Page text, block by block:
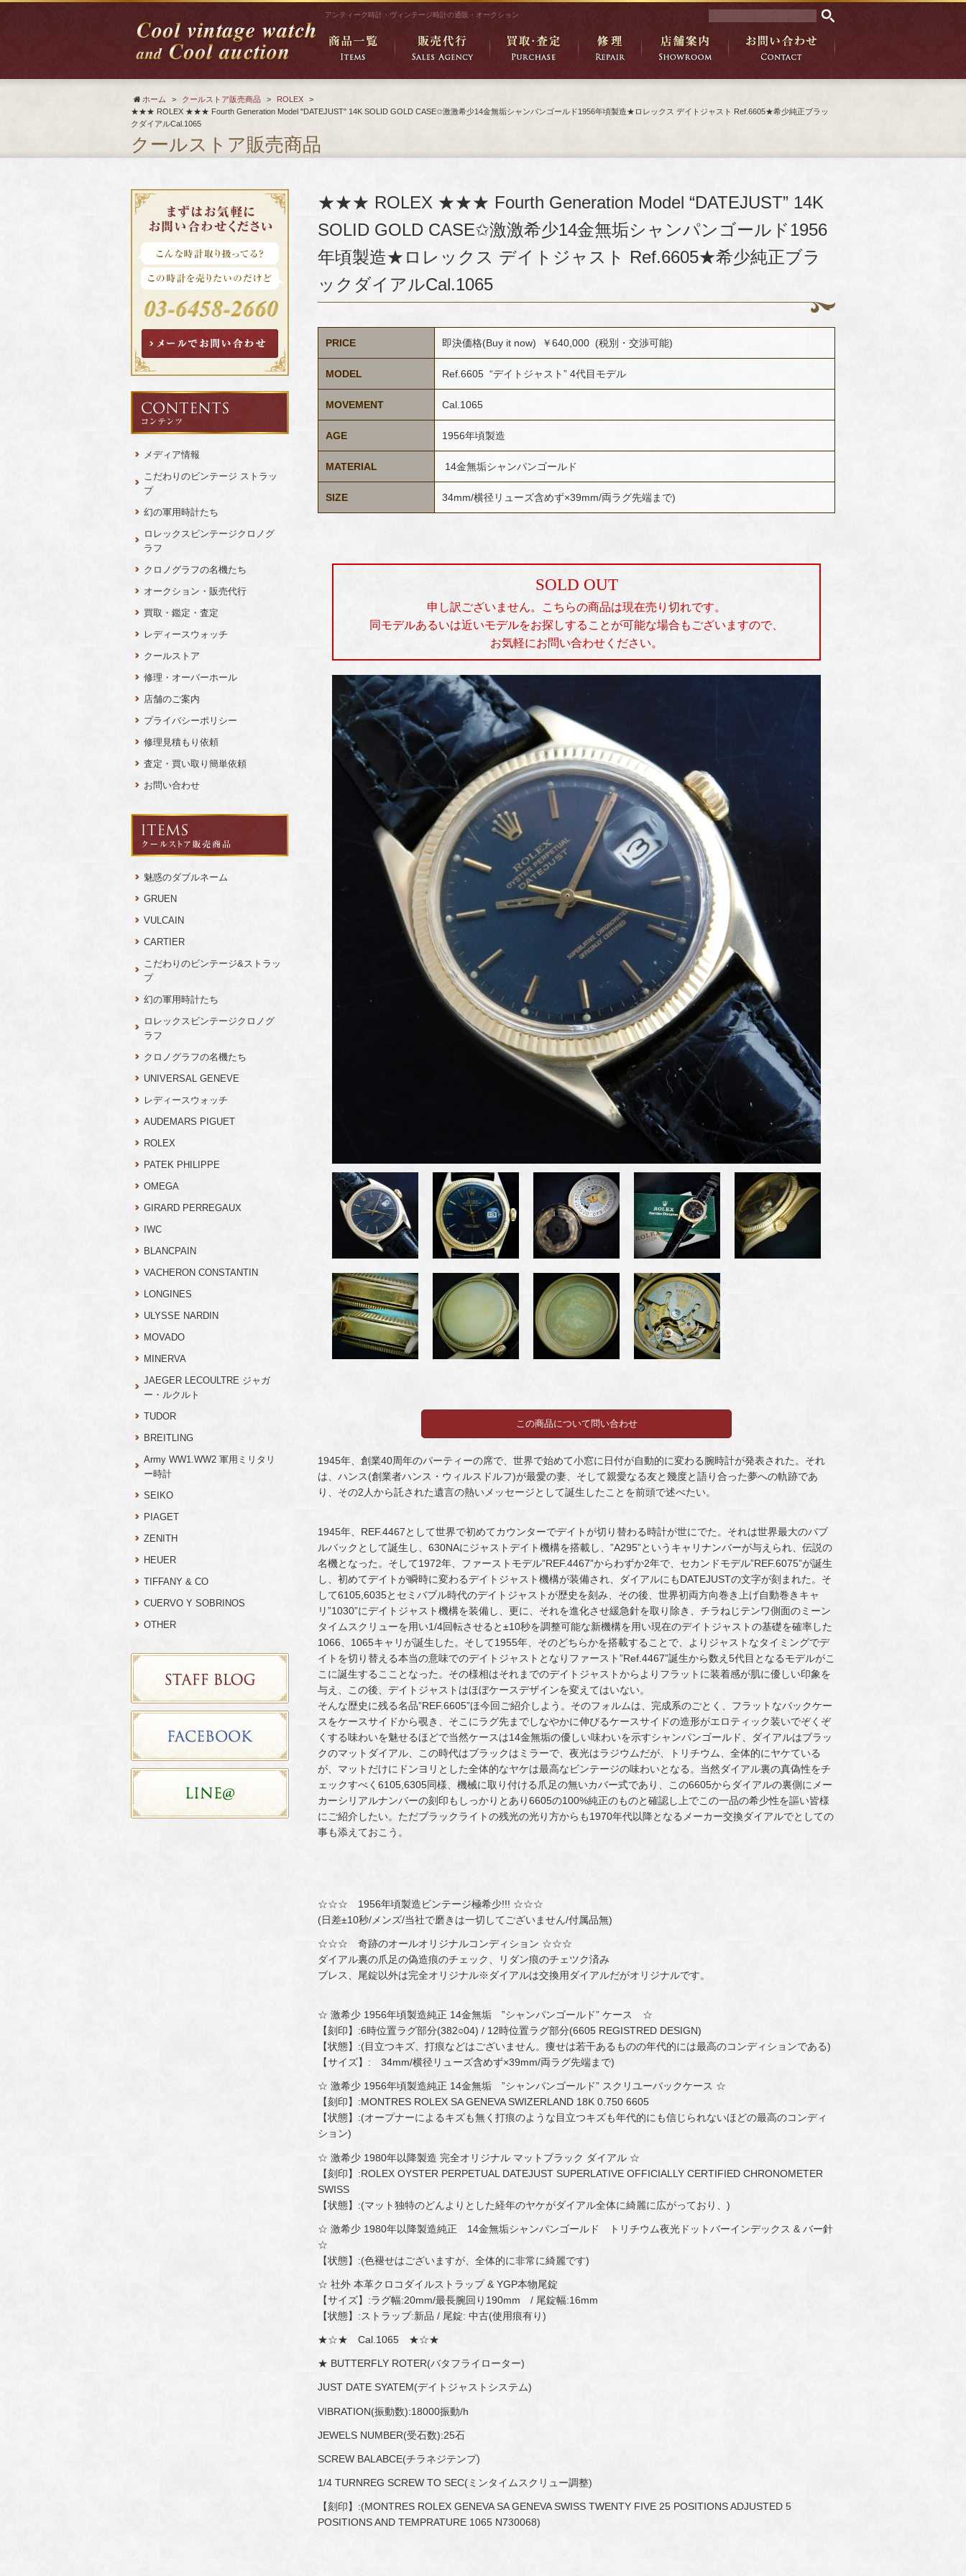
アンティーク時計・ヴィンテージ時計の通販・オークション
ホーム > クールストア販売商品 > ROLEX
>
★★★ ROLEX ★★★ Fourth Generation Model "DATEJUST" 14K SOLID GOLD CASE✩激激希少14金無垢シャンパンゴールド1956年頃製造★ロレックス デイトジャスト Ref.6605★希少純正ブラッ
クダイアルCal.1065
クールストア販売商品
★★★ ROLEX ★★★ Fourth Generation Model “DATEJUST” 14K
SOLID GOLD CASE✩激激希少14金無垢シャンパンゴールド1956
年頃製造★ロレックス デイトジャスト Ref.6605★希少純正ブラ
ックダイアルCal.1065
PRICE 即決価格(Buy it now) ￥640,000 (税別・交渉可能)
MODEL Ref.6605 “デイトジャスト” 4代目モデル
MOVEMENT Cal.1065
AGE 1956年頃製造
MATERIAL 14金無垢シャンパンゴールド
SIZE 34mm/横径リューズ含めず×39mm/両ラグ先端まで)
SOLD OUT
申し訳ございません。こちらの商品は現在売り切れです。
同モデルあるいは近いモデルをお探しすることが可能な場合もございますので、
お気軽にお問い合わせください。
1945年、創業40周年のパーティーの席で、世界で始めて小窓に日付が自動的に変わる腕時計が発表された。それ
は、ハンス(創業者ハンス・ウィルスドルフ)が最愛の妻、そして親愛なる友と幾度と語り合った夢への軌跡であ
り、その2人から託された遺言の熱いメッセージとして誕生したことを前頭で述べたい。
1945年、REF.4467として世界で初めてカウンターでデイトが切り替わる時計が世にでた。それは世界最大のバブ
ルバックとして誕生し、630NAにジャストデイト機構を搭載し、”A295”というキャリナンバーが与えられ、伝説の
名機となった。そして1972年、ファーストモデル”REF.4467”からわずか2年で、セカンドモデル”REF.6075”が誕生
し、初めてデイトが瞬時に変わるデイトジャスト機構が装備され、ダイアルにもDATEJUSTの文字が刻まれた。そ
して6105,6035とセミバブル時代のデイトジャストが歴史を刻み、その後、世界初両方向巻き上げ自動巻きキャ
リ”1030”にデイトジャスト機構を装備し、更に、それを進化させ緩急針を取り除き、チラねじテンワ側面のミーン
タイムスクリューを用い1/4回転させると±10秒を調整可能な新機構を用い現在のデイトジャストの基礎を確率した
1066、1065キャリが誕生した。そして1955年、そのどちらかを搭載することで、よりジャストなタイミングでデ
イトを切り替える本当の意味でのデイトジャストとなりファースト”Ref.4467”誕生から数え5代目となるモデルがこ
こに誕生するこことなった。その様相はそれまでのデイトジャストからよりフラットに装着感が肌に優しい印象を
与え、この後、デイトジャストはほぼケースデザインを変えてはいない。
そんな歴史に残る名品”REF.6605”ほ今回ご紹介しよう。そのフォルムは、完成系のごとく、フラットなバックケー
スをケースサイドから覗き、そこにラグ先までしなやかに伸びるケースサイドの造形がエロティック装いでぞくぞ
くする味わいを魅せるほどで当然ケースは14金無垢の優しい味わいを示すシャンパンゴールド、ダイアルはブラッ
クのマットダイアル、この時代はブラックはミラーで、夜光はラジウムだが、トリチウム、全体的にヤケている
が、マットだけにドンヨリとした全体的なヤケは最高なビンテージの味わいとなる。当然ダイアル裏の真偽性をチ
ェックすべく6105,6305同様、機械に取り付ける爪足の無いカバー式であり、この6605からダイアルの裏側にメー
カーシリアルナンバーの刻印もしっかりとあり6605の100%純正のものと確認し上でこの一品の希少性を謳い皆様
にご紹介したい。ただブラックライトの残光の光り方からも1970年代以降となるメーカー交換ダイアルでとしての
事も添えておこう。
☆☆☆ 1956年頃製造ビンテージ極希少!!! ☆☆☆
(日差±10秒/メンズ/当社で磨きは一切してございません/付属品無)
☆☆☆ 奇跡のオールオリジナルコンディション ☆☆☆
ダイアル裏の爪足の偽造痕のチェック、リダン痕のチェツク済み
ブレス、尾錠以外は完全オリジナル※ダイアルは交換用ダイアルだがオリジナルです。
☆ 激希少 1956年頃製造純正 14金無垢 ”シャンパンゴールド” ケース ☆
【刻印】:6時位置ラグ部分(382○04) / 12時位置ラグ部分(6605 REGISTRED DESIGN)
【状態】:(目立つキズ、打痕などはございません。痩せは若干あるものの年代的には最高のコンディションである)
【サイズ】: 34mm/横径リューズ含めず×39mm/両ラグ先端まで)
☆ 激希少 1956年頃製造純正 14金無垢 ”シャンパンゴールド” スクリユーバックケース ☆
【刻印】:MONTRES ROLEX SA GENEVA SWIZERLAND 18K 0.750 6605
【状態】:(オープナーによるキズも無く打痕のような目立つキズも年代的にも信じられないほどの最高のコンディ
ション)
☆ 激希少 1980年以降製造 完全オリジナル マットブラック ダイアル ☆
【刻印】:ROLEX OYSTER PERPETUAL DATEJUST SUPERLATIVE OFFICIALLY CERTIFIED CHRONOMETER
SWISS
【状態】:(マット独特のどんよりとした経年のヤケがダイアル全体に綺麗に広がっており、)
☆ 激希少 1980年以降製造純正 14金無垢シャンパンゴールド トリチウム夜光ドットバーインデックス & バー針
☆
【状態】:(色褪せはございますが、全体的に非常に綺麗です)
☆ 社外 本革クロコダイルストラップ & YGP本物尾錠
【サイズ】:ラグ幅:20mm/最長腕回り190mm / 尾錠幅:16mm
【状態】:ストラッブ:新品 / 尾錠: 中古(使用痕有り)
★☆★ Cal.1065 ★☆★
★ BUTTERFLY ROTER(バタフライローター)
JUST DATE SYATEM(デイトジャストシステム)
VIBRATION(振動数):18000振動/h
JEWELS NUMBER(受石数):25石
SCREW BALABCE(チラネジテンプ)
1/4 TURNREG SCREW TO SEC(ミンタイムスクリュー調整)
【刻印】:(MONTRES ROLEX GENEVA SA GENEVA SWISS TWENTY FIVE 25 POSITIONS ADJUSTED 5
POSITIONS AND TEMPRATURE 1065 N730068)
メディア情報
こだわりのビンテージ ストラッ
プ
幻の軍用時計たち
ロレックスビンテージクロノグ
ラフ
クロノグラフの名機たち
オークション・販売代行
買取・鑑定・査定
レディースウォッチ
クールストア
修理・オーバーホール
店舗のご案内
プライバシーポリシー
修理見積もり依頼
査定・買い取り簡単依頼
お問い合わせ
魅惑のダブルネーム
GRUEN
VULCAIN
CARTIER
こだわりのビンテージ&ストラッ
プ
幻の軍用時計たち
ロレックスビンテージクロノグ
ラフ
クロノグラフの名機たち
UNIVERSAL GENEVE
レディースウォッチ
AUDEMARS PIGUET
ROLEX
PATEK PHILIPPE
OMEGA
GIRARD PERREGAUX
IWC
BLANCPAIN
VACHERON CONSTANTIN
LONGINES
ULYSSE NARDIN
MOVADO
MINERVA
JAEGER LECOULTRE ジャガ
ー・ルクルト
TUDOR
BREITLING
Army WW1.WW2 軍用ミリタリ
ー時計
SEIKO
PIAGET
ZENITH
HEUER
TIFFANY & CO
CUERVO Y SOBRINOS
OTHER